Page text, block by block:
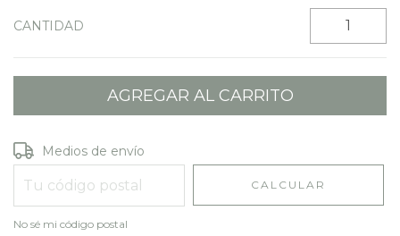
CANTIDAD
Entregas para el CP:
Medios de envío
CALCULAR
No sé mi código postal